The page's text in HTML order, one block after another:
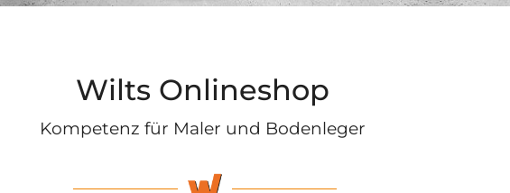
Wilts Onlineshop
Kompetenz für Maler und Bodenleger